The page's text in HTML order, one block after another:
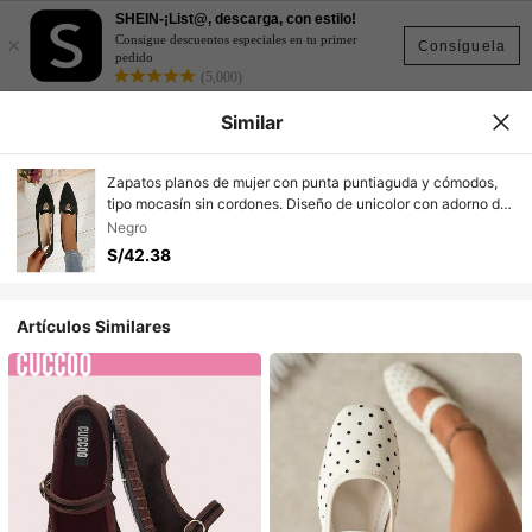
Consíguela
×
SHEIN-¡List@, descarga, con estilo!
Consigue descuentos especiales en tu primer
pedido
(5,000)
Similar
Zapatos planos de mujer con punta puntiaguda y cómodos,
tipo mocasín sin cordones. Diseño de unicolor con adorno de
cabeza de leopardo, adecuados para el trabajo, el transporte,
el hogar y la escuela
Negro
S/42.38
Artículos Similares